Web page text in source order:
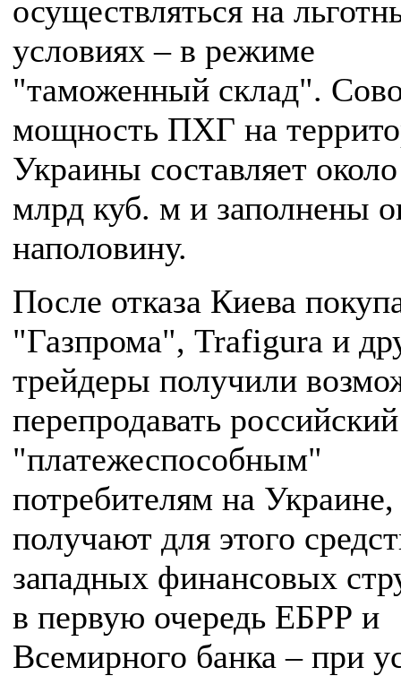
осуществляться на
условиях – в режиме
"таможенный склад".
мощность ПХГ на
Украины составляет
млрд куб. м и заполнены
наполовину.
После отказа Киева
"Газпрома", Trafigura и
трейдеры получили
перепродавать
"платежеспособным"
потребителям на
получают для этого
западных финансовых
в первую очередь ЕБРР и
Всемирного банка – при